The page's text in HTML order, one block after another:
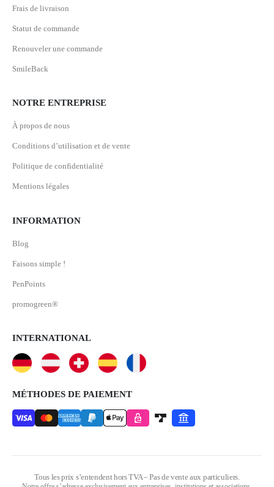
Frais de livraison
Statut de commande
Renouveler une commande
SmileBack
NOTRE ENTREPRISE
À propos de nous
Conditions d’utilisation et de vente
Politique de confidentialité
Mentions légales
INFORMATION
Blog
Faisons simple !
PenPoints
promogreen®
INTERNATIONAL
MÉTHODES DE PAIEMENT
Tous les prix s’entendent hors TVA – Pas de vente aux particuliers.